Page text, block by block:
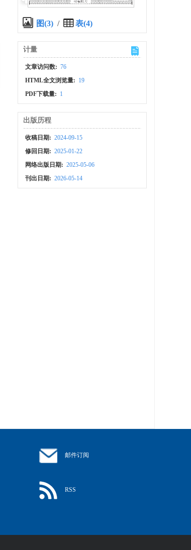
图(3) / 表(4)
计量
文章访问数: 76
HTML全文浏览量: 19
PDF下载量: 1
出版历程
收稿日期: 2024-09-15
修回日期: 2025-01-22
网络出版日期: 2025-05-06
刊出日期: 2026-05-14
邮件订阅
RSS